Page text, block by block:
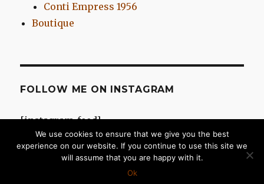
Conti Empress 1956
Boutique
FOLLOW ME ON INSTAGRAM
[instagram-feed]
Fièrement propulsé par WordPress
We use cookies to ensure that we give you the best
experience on our website. If you continue to use this site we
will assume that you are happy with it.
Ok